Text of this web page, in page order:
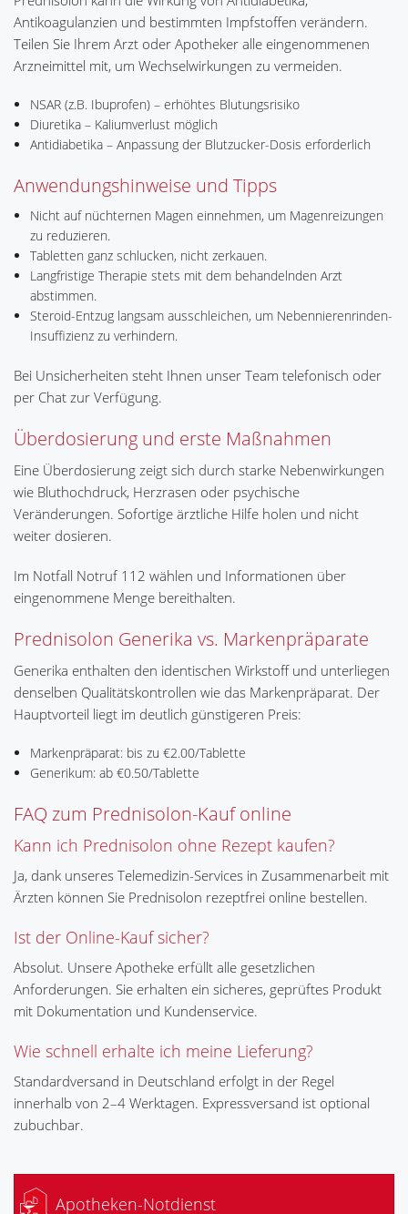
Antikoagulanzien und bestimmten Impfstoffen verändern.
Teilen Sie Ihrem Arzt oder Apotheker alle eingenommenen
Arzneimittel mit, um Wechselwirkungen zu vermeiden.
NSAR (z.B. Ibuprofen) – erhöhtes Blutungsrisiko
Diuretika – Kaliumverlust möglich
Antidiabetika – Anpassung der Blutzucker-Dosis erforderlich
Anwendungshinweise und Tipps
Nicht auf nüchternen Magen einnehmen, um Magenreizungen
zu reduzieren.
Tabletten ganz schlucken, nicht zerkauen.
Langfristige Therapie stets mit dem behandelnden Arzt
abstimmen.
Steroid-Entzug langsam ausschleichen, um Nebennierenrinden-
Insuffizienz zu verhindern.
Bei Unsicherheiten steht Ihnen unser Team telefonisch oder
per Chat zur Verfügung.
Überdosierung und erste Maßnahmen
Eine Überdosierung zeigt sich durch starke Nebenwirkungen
wie Bluthochdruck, Herzrasen oder psychische
Veränderungen. Sofortige ärztliche Hilfe holen und nicht
weiter dosieren.
Im Notfall Notruf 112 wählen und Informationen über
eingenommene Menge bereithalten.
Prednisolon Generika vs. Markenpräparate
Generika enthalten den identischen Wirkstoff und unterliegen
denselben Qualitätskontrollen wie das Markenpräparat. Der
Hauptvorteil liegt im deutlich günstigeren Preis:
Markenpräparat: bis zu €2.00/Tablette
Generikum: ab €0.50/Tablette
FAQ zum Prednisolon-Kauf online
Kann ich Prednisolon ohne Rezept kaufen?
Ja, dank unseres Telemedizin-Services in Zusammenarbeit mit
Ärzten können Sie Prednisolon rezeptfrei online bestellen.
Ist der Online-Kauf sicher?
Absolut. Unsere Apotheke erfüllt alle gesetzlichen
Anforderungen. Sie erhalten ein sicheres, geprüftes Produkt
mit Dokumentation und Kundenservice.
Wie schnell erhalte ich meine Lieferung?
Standardversand in Deutschland erfolgt in der Regel
innerhalb von 2–4 Werktagen. Expressversand ist optional
zubuchbar.
Apotheken-Notdienst